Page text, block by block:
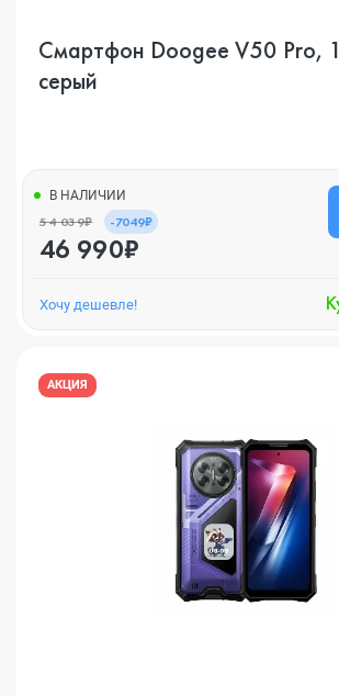
Смартфон Doogee V50 Pro,
серый
В НАЛИЧИИ
54 039₽ -7049₽
46 990₽
Хочу дешевле!
АКЦИЯ